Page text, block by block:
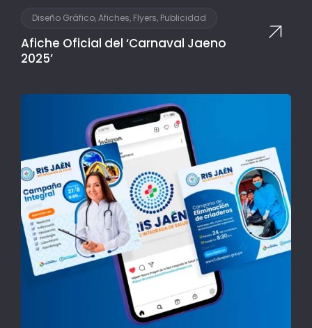
Afiche Oficial del ‘Carnaval Jaeno
2025’
Diseño Gráfico, Afiches, Flyers, Publicidad